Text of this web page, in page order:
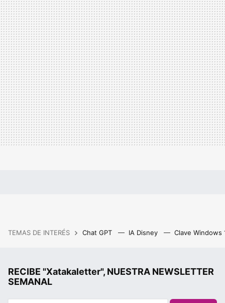
TEMAS DE INTERÉS Chat GPT IA Disney Clave Windows
RECIBE "Xatakaletter", NUESTRA NEWSLETTER
SEMANAL